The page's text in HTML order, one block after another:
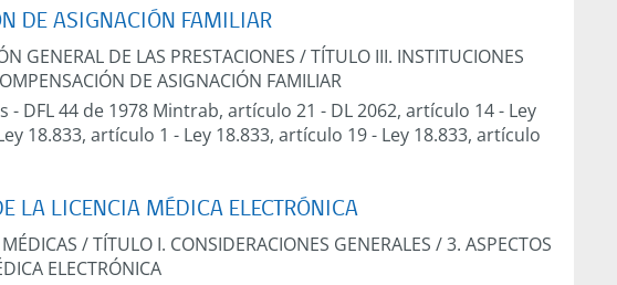
DE ASIGNACIÓN FAMILIAR
GENERAL DE LAS PRESTACIONES /TÍTULO III. INSTITUCIONES
DE ASIGNACIÓN FAMILIAR
- DFL 44 de 1978 Mintrab, artículo 21 - DL 2062, artículo 14- Ley
18.833, artículo 1 - Ley 18.833, artículo 19- Ley 18.833, artículo
LA LICENCIA MÉDICA ELECTRÓNICA
/TÍTULO I. CONSIDERACIONES GENERALES /3. ASPECTOS
ELECTRÓNICA